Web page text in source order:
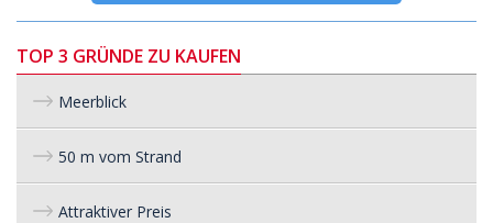
TOP 3 GRÜNDE ZU KAUFEN
Meerblick
50 m vom Strand
Attraktiver Preis